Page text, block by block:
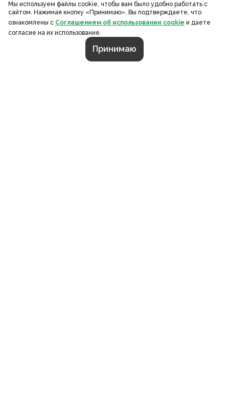
Мы используем файлы cookie, чтобы вам было удобно работать с
сайтом. Нажимая кнопку «Принимаю», Вы подтверждаете, что
ознакомлены с Соглашением об использовании cookie и даете
согласие на их использование.
Принимаю